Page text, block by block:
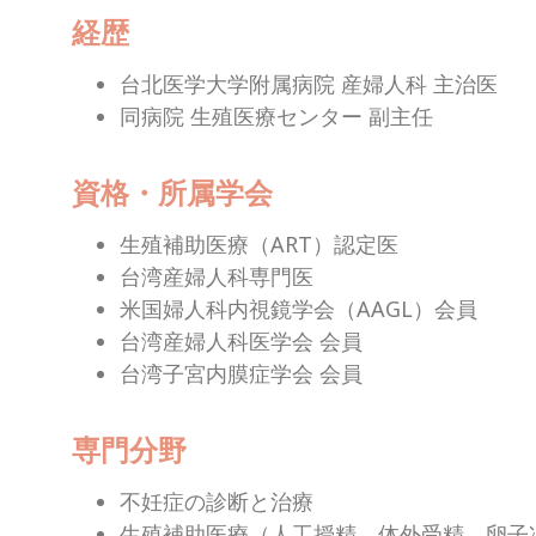
経歴
台北医学大学附属病院 産婦人科 主治医
同病院 生殖医療センター 副主任
資格・所属学会
生殖補助医療（ART）認定医
台湾産婦人科専門医
米国婦人科内視鏡学会（AAGL）会員
台湾産婦人科医学会 会員
台湾子宮内膜症学会 会員
専門分野
不妊症の診断と治療